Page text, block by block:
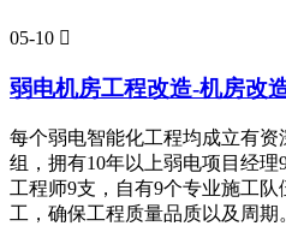
05-10 
弱电机房工程改造-机房改
每个弱电智能化工程均成立有
组，拥有10年以上弱电项目经
工程师9支，自有9个专业施工
工，确保工程质量品质以及周期